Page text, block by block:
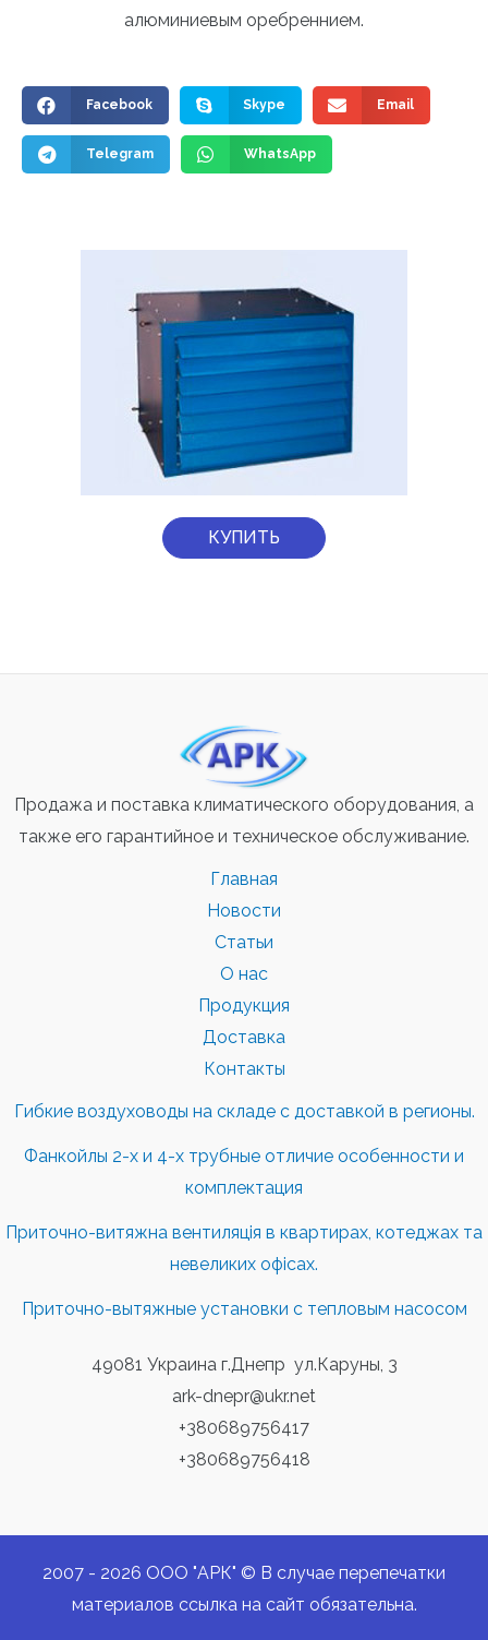
КУПИТЬ
алюминиевым оребреннием.
Facebook Skype Email
Telegram WhatsApp
Продажа и поставка климатического оборудования, а
также его гарантийное и техническое обслуживание.
Главная
Новости
Статьи
О нас
Продукция
Доставка
Контакты
Гибкие воздуховоды на складе с доставкой в регионы.
Фанкойлы 2-х и 4-х трубные отличие особенности и
комплектация
Приточно-витяжна вентиляція в квартирах, котеджах та
невеликих офісах.
Приточно-вытяжные установки с тепловым насосом
49081 Украина г.Днепр ул.Каруны, 3
ark-dnepr@ukr.net
+380689756417
+380689756418
2007 - 2026 ООО "АРК" © В случае перепечатки
материалов ссылка на сайт обязательна.